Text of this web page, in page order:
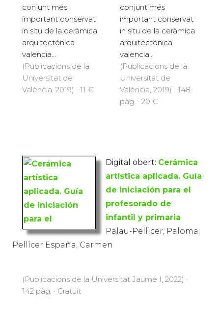
conjunt més
important conservat
in situ de la ceràmica
arquitectònica
valencia...
(Publicacions de la
Universitat de
València, 2019) · 11 €
conjunt més
important conservat
in situ de la ceràmica
arquitectònica
valencia...
(Publicacions de la
Universitat de
València, 2019) · 148
pàg. · 20 €
Digital obert: Cerámica
artística aplicada. Guía
de iniciación para el
profesorado de
infantil y primaria
Palau-Pellicer, Paloma;
Pellicer España, Carmen
(Publicacions de la Universitat Jaume I, 2022) ·
142 pàg. · Gratuït